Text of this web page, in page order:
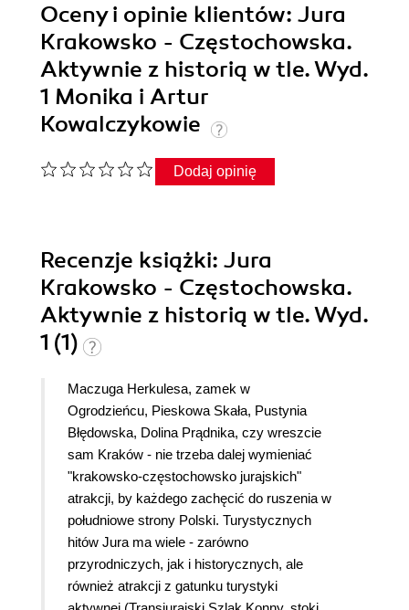
Oceny i opinie klientów: Jura
Krakowsko - Częstochowska.
Aktywnie z historią w tle. Wyd.
1 Monika i Artur
Kowalczykowie
Dodaj opinię
Recenzje książki: Jura
Krakowsko - Częstochowska.
Aktywnie z historią w tle. Wyd.
1 (1)
Maczuga Herkulesa, zamek w
Ogrodzieńcu, Pieskowa Skała, Pustynia
Błędowska, Dolina Prądnika, czy wreszcie
sam Kraków - nie trzeba dalej wymieniać
"krakowsko-częstochowsko jurajskich"
atrakcji, by każdego zachęcić do ruszenia w
południowe strony Polski. Turystycznych
hitów Jura ma wiele - zarówno
przyrodniczych, jak i historycznych, ale
również atrakcji z gatunku turystyki